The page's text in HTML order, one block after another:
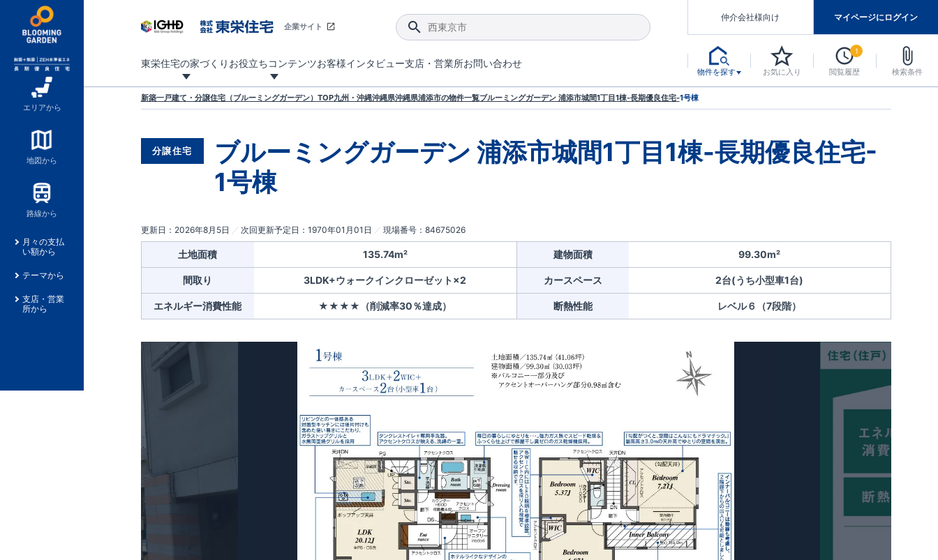
エリアから
地図から
路線から
月々の支払
い額から
テーマから
支店・営業
所から
企業サイト
東栄住宅の家づくり お役立ちコンテンツお客様インタビュー支店・営業所お問い合わせ
仲介会社様向け マイページにログイン
物件を探す お気に入り 閲覧履歴
1
検索条件
新築一戸建て・分譲住宅（ブルーミングガーデン）TOP九州・沖縄沖縄県沖縄県浦添市の物件一覧ブルーミングガーデン 浦添市城間1丁目1棟-長期優良住宅-1号棟
分譲住宅
ブルーミングガーデン 浦添市城間1丁目1棟-長期優良住宅-
1号棟
更新日 2026年8月5日 次回更新予定日 1970年01月01日 現場番号 84675026
土地面積 135.74m² 建物面積 99.30m²
間取り 3LDK+ウォークインクローゼット×2 カースペース 2台(うち小型車1台)
エネルギー消費性能 ★★★★（削減率30％達成） 断熱性能 レベル６（7段階）